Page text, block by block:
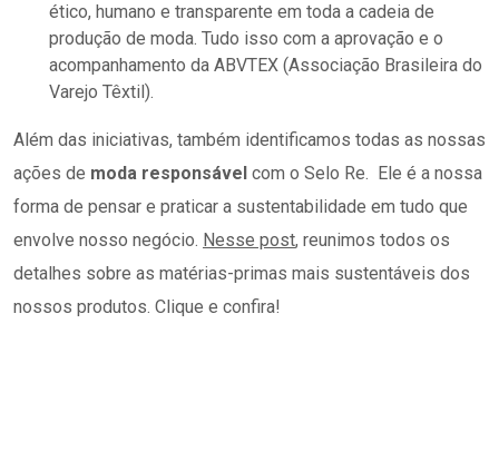
ético, humano e transparente em toda a cadeia de
produção de moda. Tudo isso com a aprovação e o
acompanhamento da ABVTEX (Associação Brasileira do
Varejo Têxtil).
Além das iniciativas, também identificamos todas as nossas
ações de moda responsável com o Selo Re. Ele é a nossa
forma de pensar e praticar a sustentabilidade em tudo que
envolve nosso negócio. Nesse post, reunimos todos os
detalhes sobre as matérias-primas mais sustentáveis dos
nossos produtos. Clique e confira!